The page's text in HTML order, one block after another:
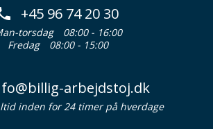
+45 96 74 20 30
torsdag
08:00 - 16:00
Fredag
08:00 - 15:00
arbejdstoj.dk
inden for 24 timer på hverdage